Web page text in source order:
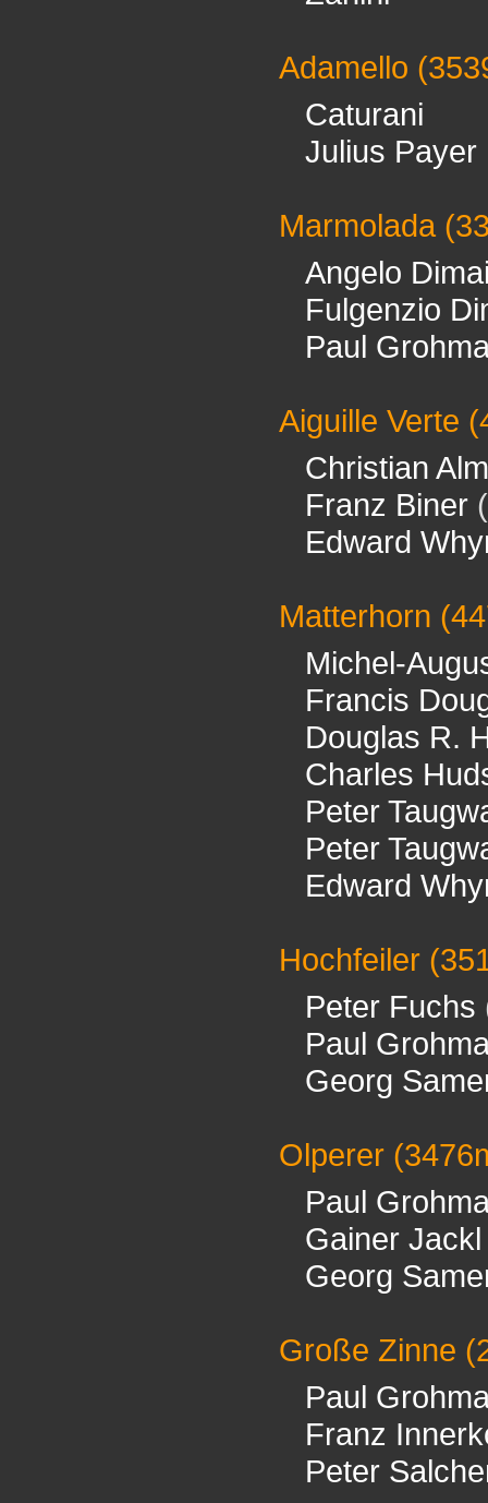
Adamello
Caturani
Julius Payer
Marmolada
Angelo
Fulgenzio
Paul
Aiguille Verte
Christian
Franz Biner
Edward
Matterhorn
Michel-
Francis
Douglas R.
Charles
Peter
Peter
Edward
Hochfeiler
Peter Fuchs
Paul
Georg
Olperer
Paul
Gainer Jackl
Georg
Große Zinne
Paul
Franz
Peter